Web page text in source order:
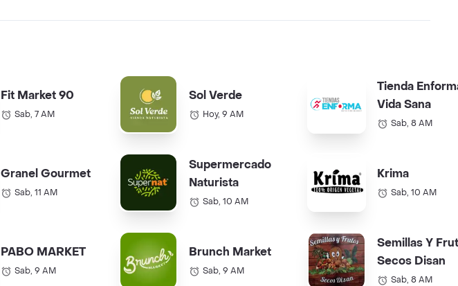
Fit Market 90
Sab, 7 AM
Granel Gourmet
Sab, 11 AM
PABO MARKET
Sab, 9 AM
Sol Verde
Hoy, 9 AM
Supermercado
Naturista
Sab, 10 AM
Brunch Market
Sab, 9 AM
Tienda
Vida Sana
Sab, 8 AM
Krima
Sab, 10 AM
Semillas Y
Secos Disan
Sab, 8 AM